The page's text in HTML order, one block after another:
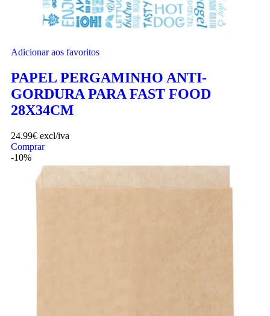
Adicionar aos favoritos
PAPEL PERGAMINHO ANTI-
GORDURA PARA FAST FOOD
28X34CM
24.99€ excl/iva
Comprar
-10%